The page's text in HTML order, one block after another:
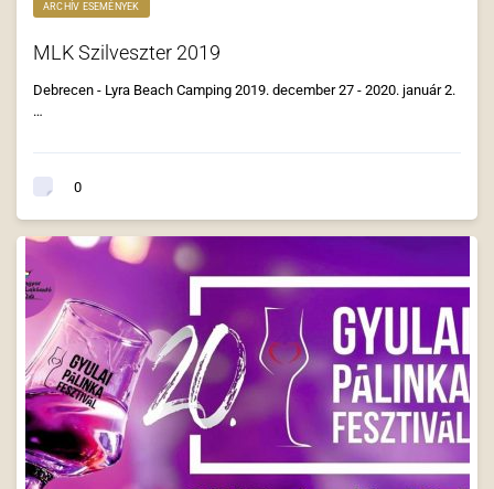
ARCHÍV ESEMÉNYEK
MLK Szilveszter 2019
Debrecen - Lyra Beach Camping 2019. december 27 - 2020. január 2.
…
0